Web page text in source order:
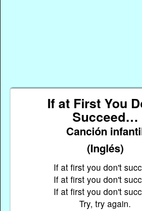
If at First You
Succeed…
Canción
(Inglés)
If at first you don't
If at first you don't
If at first you don't
Try, try again.